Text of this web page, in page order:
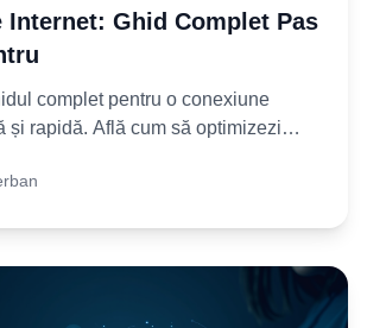
Internet: Ghid Complet Pas
complet pentru o conexiune
și rapidă. Află cum să optimizezi